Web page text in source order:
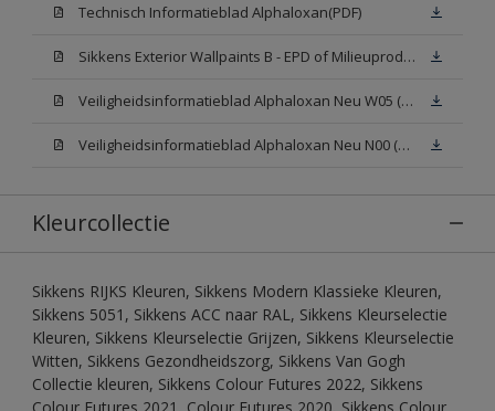
Technisch Informatieblad Alphaloxan(PDF)
Sikkens Exterior Wallpaints B - EPD of Milieuproductverklaring
Veiligheidsinformatieblad Alphaloxan Neu W05 (MSDS)
Veiligheidsinformatieblad Alphaloxan Neu N00 (MSDS)
Kleurcollectie
Sikkens RIJKS Kleuren, Sikkens Modern Klassieke Kleuren,
Sikkens 5051, Sikkens ACC naar RAL, Sikkens Kleurselectie
Kleuren, Sikkens Kleurselectie Grijzen, Sikkens Kleurselectie
Witten, Sikkens Gezondheidszorg, Sikkens Van Gogh
Collectie kleuren, Sikkens Colour Futures 2022, Sikkens